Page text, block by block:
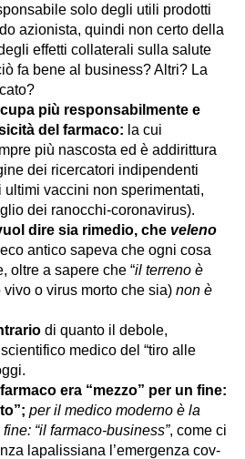
solo degli utili prodotti
azionista, quindi non certo della
effetti collaterali sulla salute
fa bene al business? Altri? La
più responsabilmente e
del farmaco: la cui
più nascosta ed è addirittura
dei ricercatori indipendenti
ultimi vaccini non sperimentati,
dei ranocchi-coronavirus).
dire sia rimedio, che veleno
antico sapeva che ogni cosa
oltre a sapere che “il terreno è
vivo o virus morto che sia) non è
di quanto il debole,
medico del “tiro alle
era “mezzo” per un fine:
per il medico moderno è la
“il farmaco-business”, come ci
lapalissiana l’emergenza cov-